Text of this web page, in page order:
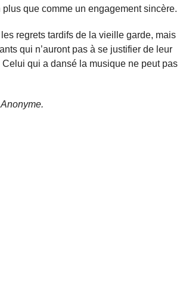
que comme un engagement sincère.
regrets tardifs de la vieille garde, mais
qui n’auront pas à se justifier de leur
qui a dansé la musique ne peut pas